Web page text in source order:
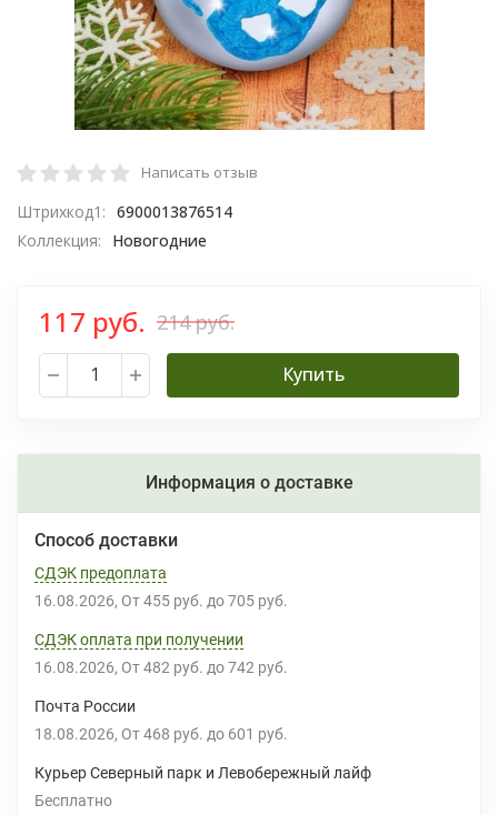
Написать отзыв
Штрихкод1: 6900013876514
Коллекция:
Новогодние
117 руб. 214 руб.
Купить
Информация о доставке
Способ доставки
СДЭК предоплата
16.08.2026 От 455 руб. до 705 руб.
СДЭК оплата при получении
16.08.2026 От 482 руб. до 742 руб.
Почта России
18.08.2026 От 468 руб. до 601 руб.
Курьер Северный парк и Левобережный лайф
Бесплатно